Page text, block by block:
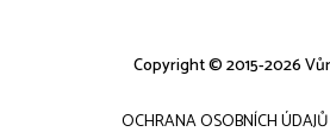
OCHRANA OSOBNÍCH ÚDAJŮ
Copyright © 2015-2026